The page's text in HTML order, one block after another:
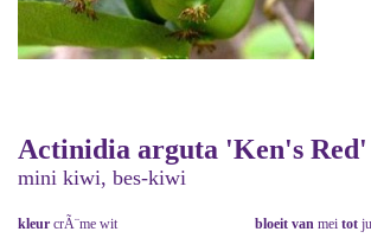
Actinidia arguta 'Ken's Red'
mini kiwi, bes-kiwi
kleur crÃ¨me wit bloeit van mei tot